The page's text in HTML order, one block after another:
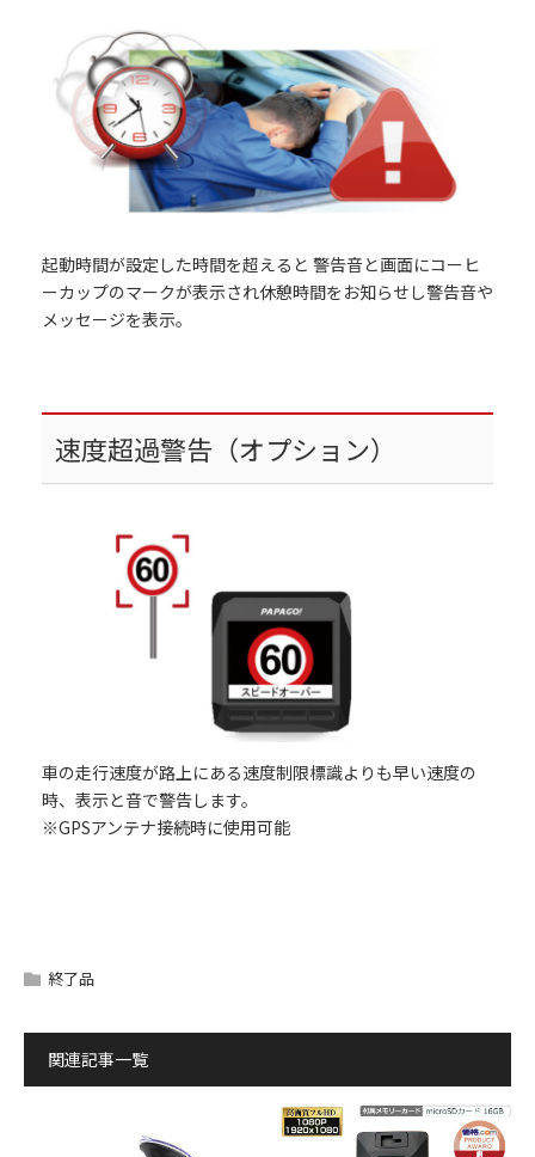
起動時間が設定した時間を超えると 警告音と画面にコーヒ
ーカップのマークが表示され休憩時間をお知らせし警告音や
メッセージを表示。
速度超過警告（オプション）
車の走行速度が路上にある速度制限標識よりも早い速度の
時、表示と音で警告します。
※GPSアンテナ接続時に使用可能
ダウンロードサービスをご利用いただくには、「
利用ください。
利用規約に同意します
GoSafe 388mini 専用シガープラグケーブル
型番：A-GS-G20 JANコード：4582448450822
終了品
関連記事一覧